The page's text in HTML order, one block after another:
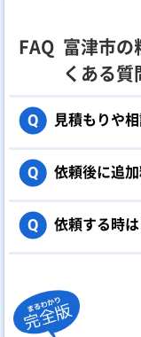
FAQ 富津市の
くある質
Q 見積もりや
Q 依頼後に追
Q 依頼する時